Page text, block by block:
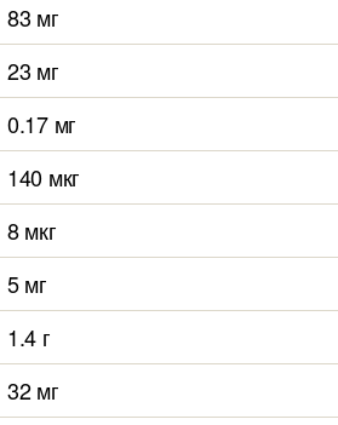
83 мг
23 мг
0.17 мг
140 мкг
8 мкг
5 мг
1.4 г
32 мг